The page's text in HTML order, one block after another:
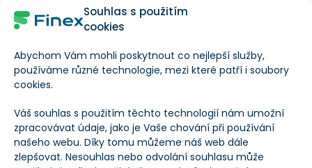
Souhlas s použitím
cookies
Abychom Vám mohli poskytnout co nejlepší služby,
používáme různé technologie, mezi které patří i soubory
cookies.
Váš souhlas s použitím těchto technologií nám umožní
zpracovávat údaje, jako je Vaše chování při používání
našeho webu. Díky tomu můžeme náš web dále
zlepšovat. Nesouhlas nebo odvolání souhlasu může
Úvod k měně REN
K čemu REN slouží?
Vývoj RenVM
Vývoj ceny kryptoměny Ren
Zobrazit celý text